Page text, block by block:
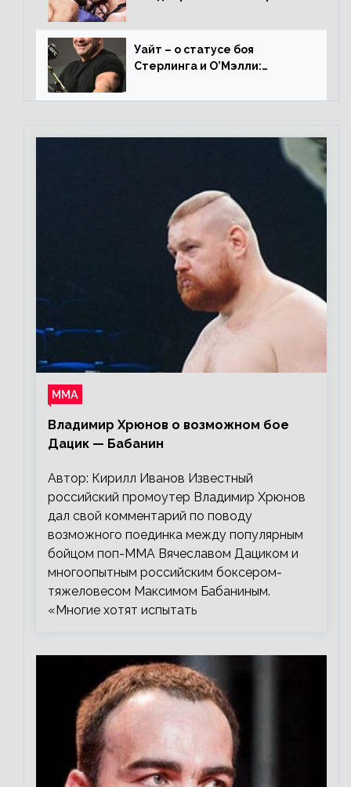
нокаутирует Майкла»
Уайт – о статусе боя
Стерлинга и О’Мэлли:
травму? Он готовится,
ММА
Владимир Хрюнов о возможном бое
Дацик — Бабанин
Автор: Кирилл Иванов Известный
российский промоутер Владимир Хрюнов
дал свой комментарий по поводу
возможного поединка между популярным
бойцом поп-ММА Вячеславом Дациком и
многоопытным российским боксером-
тяжеловесом Максимом Бабаниным.
«Многие хотят испытать